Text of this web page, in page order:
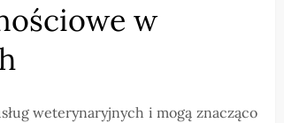
w
weterynaryjnych i mogą znacząco